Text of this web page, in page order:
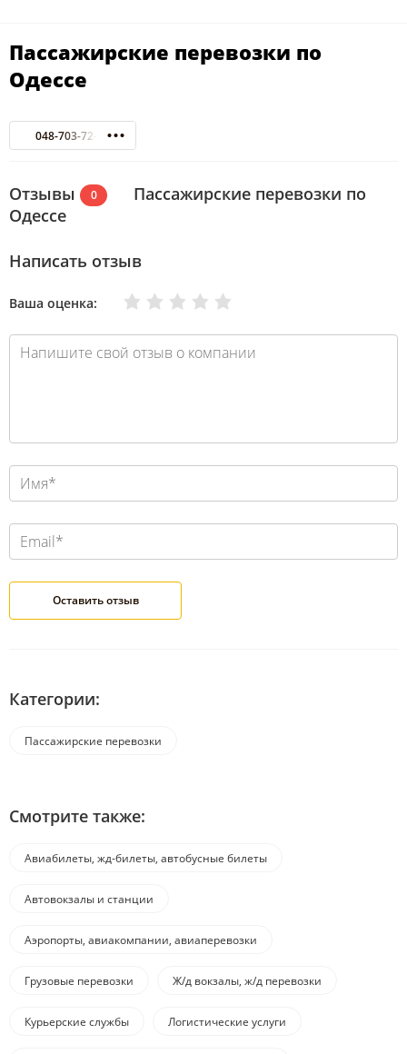
Пассажирские перевозки по
Одессе
048-703-72-82
Отзывы 0
Пассажирские перевозки по
Одессе
Написать отзыв
Ваша оценка: Отлично
Хорошо
Нормально
Плохо
Очень плохо
Категории:
Пассажирские перевозки
Смотрите также:
Авиабилеты, жд-билеты, автобусные билеты
Автовокзалы и станции
Аэропорты, авиакомпании, авиаперевозки
Грузовые перевозки Ж/д вокзалы, ж/д перевозки
Курьерские службы Логистические услуги